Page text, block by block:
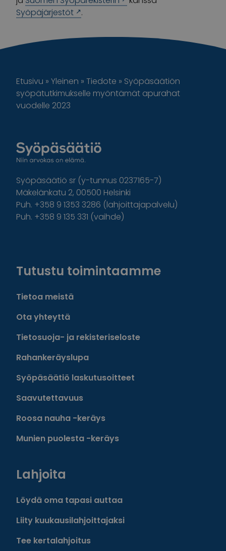
Syöpäjärjestöt
.
Etusivu » Yleinen » Tiedote » Syöpäsäätiön
syöpätutkimukselle myöntämät apurahat
vuodelle 2023
Syöpäsäätiö sr (y-tunnus 0237165-7)
Mäkelänkatu 2, 00500 Helsinki
Puh. +358 9 1353 3286 (lahjoittajapalvelu)
Puh. +358 9 135 331 (vaihde)
Tutustu toimintaamme
Tietoa meistä
Ota yhteyttä
Tietosuoja- ja rekisteriseloste
Rahankeräyslupa
Syöpäsäätiö laskutusoitteet
Saavutettavuus
Roosa nauha -keräys
Munien puolesta -keräys
Lahjoita
Löydä oma tapasi auttaa
Liity kuukausilahjoittajaksi
Tee kertalahjoitus